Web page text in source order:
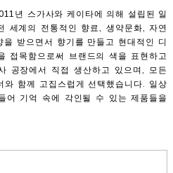
년 스가사와 케이타에 의해 설립된 일
세계의 전통적인 향료, 생약문화, 자연
받으면서 향기를 만들고 현대적인 디
접목함으로써 브랜드의 색을 표현하고
공장에서 직접 생산하고 있으며, 모든
함께 고집스럽게 선택했습니다. 일상
어 기억 속에 각인될 수 있는 제품들을